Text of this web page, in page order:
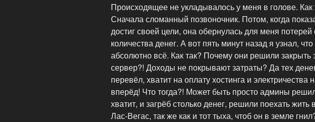
Происходящее не укладывалось у меня в голове. Как
Сначала сломанный позвоночник. Потом, когда
достиг своей цели, она обернулась для меня потерей
количества денег. А вот пять минут назад я узнал,
абсолютно всё. Как так? Почему они решили закрыть
сервер?! Доходы не покрывают затраты? Да тех
перевёл, хватит на оплату хостинга и электричества
вперёд! Что тогда?! Может быть просто админы
хватит, и загрёб столько денег, решили поехать жить
Лас-Вегас, так же как и тот тыха, чтоб он в земле